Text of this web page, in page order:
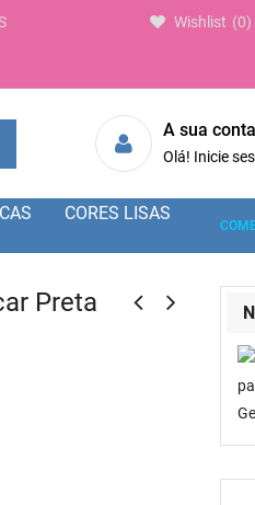
Wishlist 0
A sua conta
Olá! Inicie
CORES LISAS
Preta